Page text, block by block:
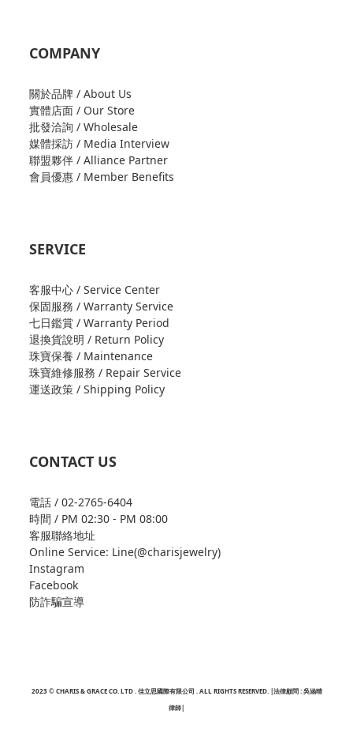
COMPANY
關於品牌 / About Us
實體店面 / Our Store
批發洽詢 / Wholesale
媒體採訪 / Media Interview
聯盟夥伴 / Alliance Partner
會員優惠 / Member Benefits
SERVICE
客服中心 / Service Center
保固服務 / Warranty Service
七日鑑賞 / Warranty Period
退換貨說明 / Return Policy
珠寶保養 / Maintenance
珠寶維修服務 / Repair Service
運送政策 / Shipping Policy
CONTACT US
電話 / 02-2765-6404
時間 / PM 02:30 - PM 08:00
客服聯絡地址
Online Service: Line(@charisjewelry)
Instagram
Facebook
防詐騙宣導
2023 © CHARIS & GRACE CO. LTD . 佳立思國際有限公司 . ALL RIGHTS RESERVED. |法律顧問 : 吳涵晴
律師|